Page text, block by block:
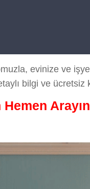
evinize ve
bilgi ve ücretsiz
Arayın